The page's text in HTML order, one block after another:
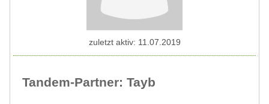
Tandem-Partner: Tayb
zuletzt aktiv: 11.07.2019